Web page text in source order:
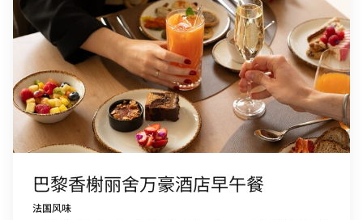
巴黎香榭丽舍万豪酒店早午餐
法国风味